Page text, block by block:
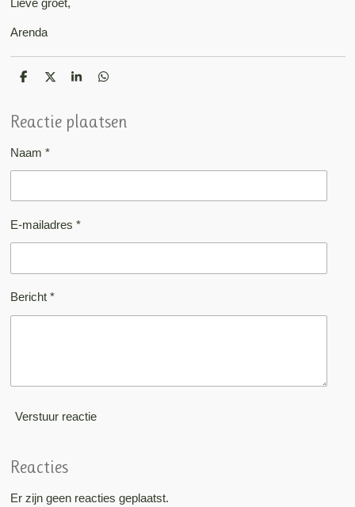
Lieve groet,
Arenda
D
e
n
D
l
S
r
e
D
e
n
Reactie plaatsen
Naam *
E-mailadres *
Bericht *
Verstuur reactie
Reacties
Er zijn geen reacties geplaatst.